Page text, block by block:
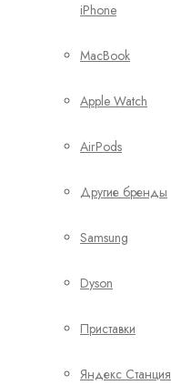
iPhone
MacBook
Apple Watch
AirPods
Другие бренды
Samsung
Dyson
Приставки
Яндекс Станция